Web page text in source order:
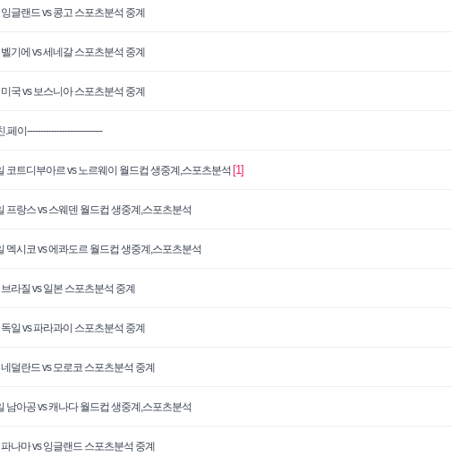
글랜드 vs 콩고 스포츠분석 중계
기에 vs 세네갈 스포츠분석 중계
국 vs 보스니아 스포츠분석 중계
페이----------------------------
코트디부아르 vs 노르웨이 월드컵 생중계,스포츠분석 [1]
프랑스 vs 스웨덴 월드컵 생중계,스포츠분석
멕시코 vs 에콰도르 월드컵 생중계,스포츠분석
라질 vs 일본 스포츠분석 중계
일 vs 파라과이 스포츠분석 중계
덜란드 vs 모로코 스포츠분석 중계
남아공 vs 캐나다 월드컵 생중계,스포츠분석
나마 vs 잉글랜드 스포츠분석 중계